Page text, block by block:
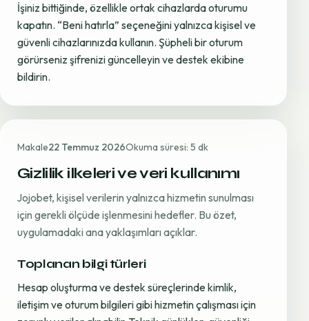
İşiniz bittiğinde, özellikle ortak cihazlarda oturumu
kapatın. “Beni hatırla” seçeneğini yalnızca kişisel ve
güvenli cihazlarınızda kullanın. Şüpheli bir oturum
görürseniz şifrenizi güncelleyin ve destek ekibine
bildirin.
Makale22 Temmuz 2026Okuma süresi: 5 dk
Gizlilik ilkeleri ve veri kullanımı
Jojobet, kişisel verilerin yalnızca hizmetin sunulması
için gerekli ölçüde işlenmesini hedefler. Bu özet,
uygulamadaki ana yaklaşımları açıklar.
Toplanan bilgi türleri
Hesap oluşturma ve destek süreçlerinde kimlik,
iletişim ve oturum bilgileri gibi hizmetin çalışması için